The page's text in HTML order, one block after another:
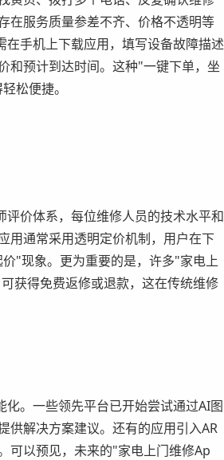
在服务质量参差不齐、价格不透明等
手机上下载应用，填写设备故障描述
和预计到达时间。这种"一键下单，坐
松便捷。
价体系，每位维修人员的技术水平和
用通常采用透明定价机制，用户在下
"现象。更为重要的是，许多"家电上
获得免费返修或退款，这在传统维修
。一些领先平台已开始尝试通过AI图
供解决方案建议。还有的应用引入AR
可以预见，未来的"家电上门维修Ap